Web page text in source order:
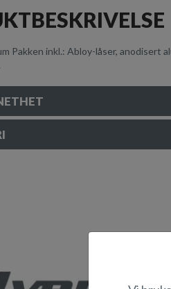
Pakken inkl.: Abloy-låser,